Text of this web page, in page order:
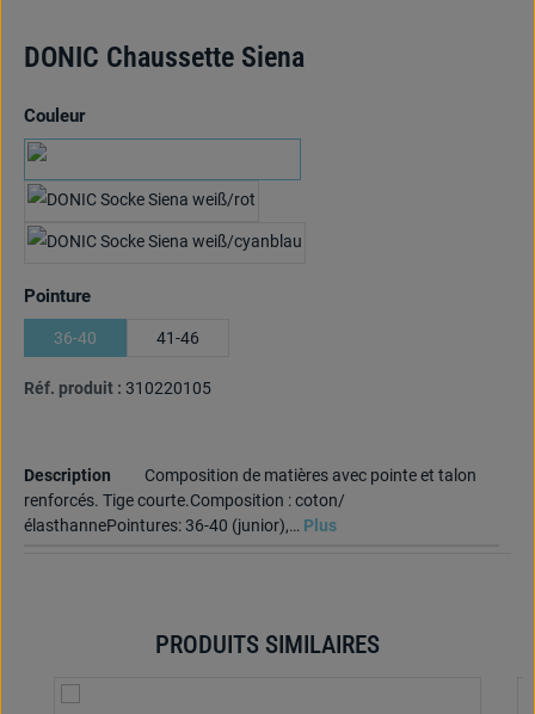
DONIC Chaussette Siena
Sélectionnez
Couleur
weiß/cyanblau
Sélectionnez
Pointure
36-40 41-46
Réf. produit : 310220105
Description
Composition de matières avec pointe et talon
renforcés. Tige courte.Composition : coton/
élasthannePointures: 36-40 (junior),… Plus
Ignorer la galerie de produitsPRODUITS SIMILAIRES